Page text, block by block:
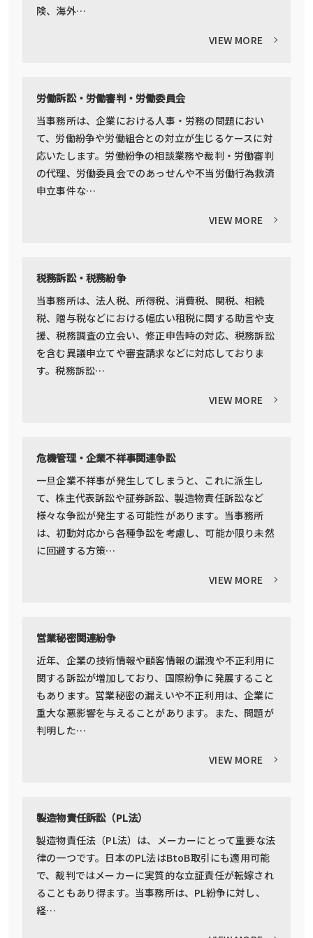
険、海外…
VIEW MORE
労働訴訟・労働審判・労働委員会
当事務所は、企業における人事・労務の問題におい
て、労働紛争や労働組合との対立が生じるケースに対
応いたします。労働紛争の相談業務や裁判・労働審判
の代理、労働委員会でのあっせんや不当労働行為救済
申立事件な…
VIEW MORE
税務訴訟・税務紛争
当事務所は、法人税、所得税、消費税、関税、相続
税、贈与税などにおける幅広い租税に関する助言や支
援、税務調査の立会い、修正申告時の対応、税務訴訟
を含む異議申立てや審査請求などに対応しておりま
す。税務訴訟…
VIEW MORE
危機管理・企業不祥事関連争訟
一旦企業不祥事が発生してしまうと、これに派生し
て、株主代表訴訟や証券訴訟、製造物責任訴訟など
様々な争訟が発生する可能性があります。当事務所
は、初動対応から各種争訟を考慮し、可能か限り未然
に回避する方策…
VIEW MORE
営業秘密関連紛争
近年、企業の技術情報や顧客情報の漏洩や不正利用に
関する訴訟が増加しており、国際紛争に発展すること
もあります。営業秘密の漏えいや不正利用は、企業に
重大な悪影響を与えることがあります。また、問題が
判明した…
VIEW MORE
製造物責任訴訟（PL法）
製造物責任法（PL法）は、メーカーにとって重要な法
律の一つです。日本のPL法はBtoB取引にも適用可能
で、裁判ではメーカーに実質的な立証責任が転嫁され
ることもあり得ます。当事務所は、PL紛争に対し、
経…